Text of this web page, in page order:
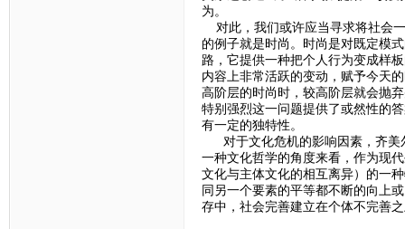
为。
对此，我们或许应当寻求将社会
的例子就是时尚。时尚是对既定模
路，它提供一种把个人行为变成样
内容上非常活跃的变动，赋予今天
高阶层的时尚时，较高阶层就会抛
特别强烈这一问题提供了或然性的
有一定的独特性。
对于文化危机的影响因素，齐美
一种文化哲学的角度来看，作为现
文化与主体文化的相互离异）的一
同另一个要素的平等都不断的向上
存中，社会完善建立在个体不完善